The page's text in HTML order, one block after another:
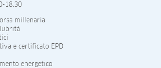
18.30
millenaria
e certificato EPD
energetico